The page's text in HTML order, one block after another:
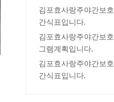
김포효사랑주야간보
간식표입니다.
김포효사랑주야간보
그램계획입니다.
김포효사랑주야간보
간식표입니다.